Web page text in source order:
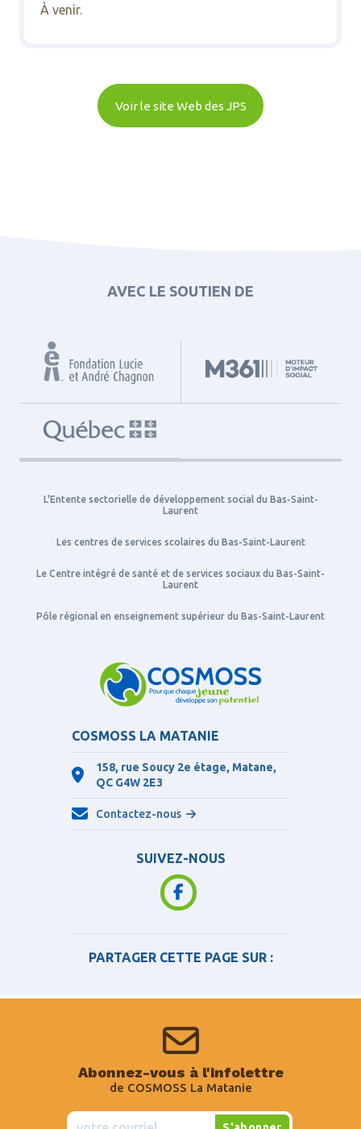
À venir.
Voir le site Web des JPS
AVEC LE SOUTIEN DE
L'Entente sectorielle de développement social du Bas-Saint-
Laurent
Les centres de services scolaires du Bas-Saint-Laurent
Le Centre intégré de santé et de services sociaux du Bas-Saint-
Laurent
Pôle régional en enseignement supérieur du Bas-Saint-Laurent
COSMOSS LA MATANIE
158, rue Soucy 2e étage, Matane,
QC G4W 2E3
Contactez-nous
SUIVEZ-NOUS
PARTAGER CETTE PAGE SUR :
Abonnez-vous à l'infolettre
de COSMOSS La Matanie